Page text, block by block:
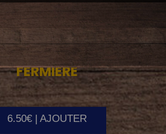
FERMIERE
6.50€ | AJOUTER